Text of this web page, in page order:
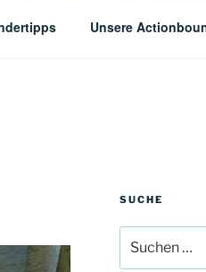
Unsere
SUCHE
nach: